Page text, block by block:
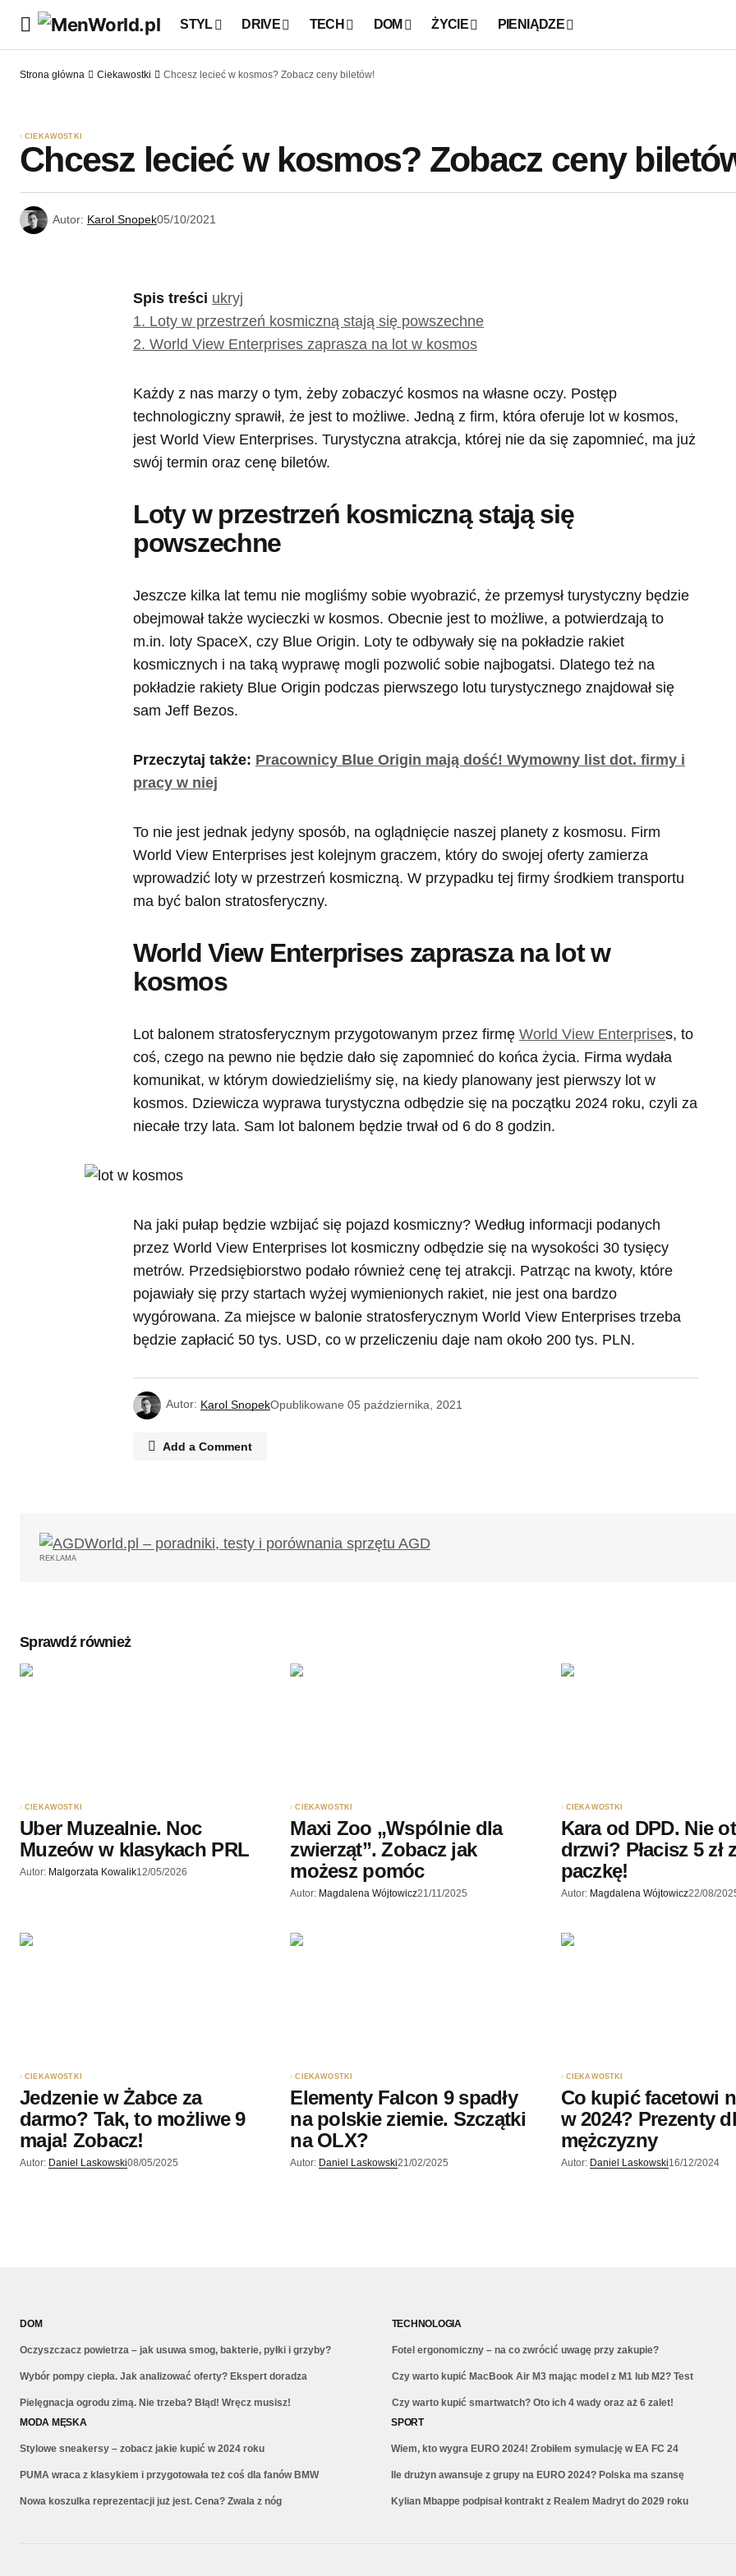
STYL DRIVE TECH DOM ŻYCIE PIENIĄDZE
Strona główna Ciekawostki Chcesz lecieć w kosmos? Zobacz ceny biletów!
CIEKAWOSTKI
Chcesz lecieć w kosmos? Zobacz ceny
Autor: Karol Snopek05/10/2021
Spis treści ukryj
1. Loty w przestrzeń kosmiczną stają się powszechne
2. World View Enterprises zaprasza na lot w kosmos
Każdy z nas marzy o tym, żeby zobaczyć kosmos na własne oczy. Postęp
technologiczny sprawił, że jest to możliwe. Jedną z firm, która oferuje lot w kosmos,
jest World View Enterprises. Turystyczna atrakcja, której nie da się zapomnieć, ma już
swój termin oraz cenę biletów.
Loty w przestrzeń kosmiczną stają się
powszechne
Jeszcze kilka lat temu nie mogliśmy sobie wyobrazić, że przemysł turystyczny będzie
obejmował także wycieczki w kosmos. Obecnie jest to możliwe, a potwierdzają to
m.in. loty SpaceX, czy Blue Origin. Loty te odbywały się na pokładzie rakiet
kosmicznych i na taką wyprawę mogli pozwolić sobie najbogatsi. Dlatego też na
pokładzie rakiety Blue Origin podczas pierwszego lotu turystycznego znajdował się
sam Jeff Bezos.
Przeczytaj także: Pracownicy Blue Origin mają dość! Wymowny list dot. firmy i
pracy w niej
To nie jest jednak jedyny sposób, na oglądnięcie naszej planety z kosmosu. Firm
World View Enterprises jest kolejnym graczem, który do swojej oferty zamierza
wprowadzić loty w przestrzeń kosmiczną. W przypadku tej firmy środkiem transportu
ma być balon stratosferyczny.
World View Enterprises zaprasza na lot w
kosmos
Lot balonem stratosferycznym przygotowanym przez firmę World View Enterprises, to
coś, czego na pewno nie będzie dało się zapomnieć do końca życia. Firma wydała
komunikat, w którym dowiedzieliśmy się, na kiedy planowany jest pierwszy lot w
kosmos. Dziewicza wyprawa turystyczna odbędzie się na początku 2024 roku, czyli za
niecałe trzy lata. Sam lot balonem będzie trwał od 6 do 8 godzin.
Na jaki pułap będzie wzbijać się pojazd kosmiczny? Według informacji podanych
przez World View Enterprises lot kosmiczny odbędzie się na wysokości 30 tysięcy
metrów. Przedsiębiorstwo podało również cenę tej atrakcji. Patrząc na kwoty, które
pojawiały się przy startach wyżej wymienionych rakiet, nie jest ona bardzo
wygórowana. Za miejsce w balonie stratosferycznym World View Enterprises trzeba
będzie zapłacić 50 tys. USD, co w przeliczeniu daje nam około 200 tys. PLN.
Autor: Karol SnopekOpublikowane 05 października, 2021
Add a Comment
REKLAMA
Sprawdź również
CIEKAWOSTKI
Uber Muzealnie. Noc
Muzeów w klasykach PRL
Autor: Malgorzata Kowalik12/05/2026
CIEKAWOSTKI
Maxi Zoo „Wspólnie dla
zwierząt”. Zobacz jak
możesz pomóc
Autor: Magdalena Wójtowicz21/11/2025
CIEKAWOSTKI
Kara od DPD. Nie
drzwi? Płacisz 5 zł
paczkę!
Autor: Magdalena Wójtowicz22/08/
CIEKAWOSTKI
Jedzenie w Żabce za
darmo? Tak, to możliwe 9
maja! Zobacz!
Autor: Daniel Laskowski08/05/2025
CIEKAWOSTKI
Elementy Falcon 9 spadły
na polskie ziemie. Szczątki
na OLX?
Autor: Daniel Laskowski21/02/2025
CIEKAWOSTKI
Co kupić facetowi
w 2024? Prezenty
mężczyzny
Autor: Daniel Laskowski16/12/2024
DOM
Oczyszczacz powietrza – jak usuwa smog, bakterie, pyłki i grzyby?
Wybór pompy ciepła. Jak analizować oferty? Ekspert doradza
Pielęgnacja ogrodu zimą. Nie trzeba? Błąd! Wręcz musisz!
TECHNOLOGIA
Fotel ergonomiczny – na co zwrócić uwagę przy zakupie?
Czy warto kupić MacBook Air M3 mając model z M1 lub M2? Test
Czy warto kupić smartwatch? Oto ich 4 wady oraz aż 6 zalet!
MODA MĘSKA
Stylowe sneakersy – zobacz jakie kupić w 2024 roku
PUMA wraca z klasykiem i przygotowała też coś dla fanów BMW
Nowa koszulka reprezentacji już jest. Cena? Zwala z nóg
SPORT
Wiem, kto wygra EURO 2024! Zrobiłem symulację w EA FC 24
Ile drużyn awansuje z grupy na EURO 2024? Polska ma szansę
Kylian Mbappe podpisał kontrakt z Realem Madryt do 2029 roku